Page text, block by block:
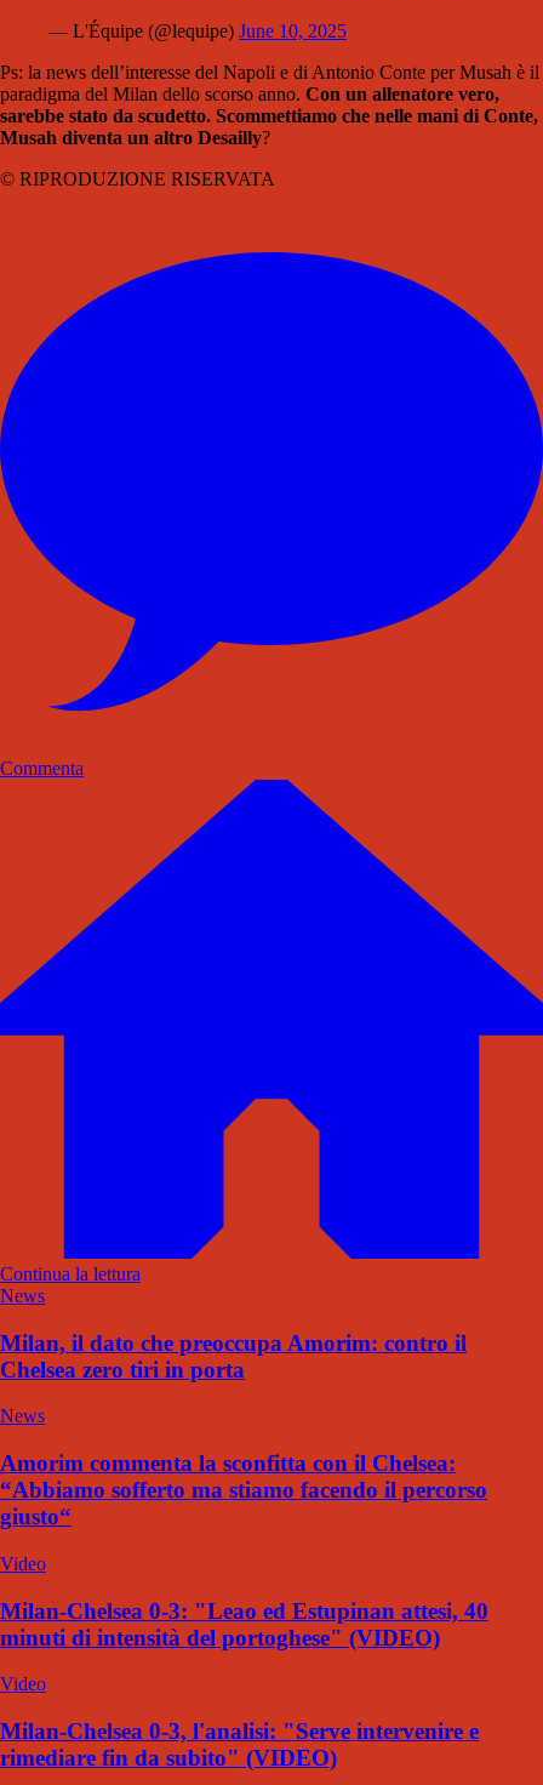
— L'Équipe (@lequipe) June 10, 2025
Ps: la news dell’interesse del Napoli e di Antonio Conte per Musah è il
paradigma del Milan dello scorso anno. Con un allenatore vero,
sarebbe stato da scudetto. Scommettiamo che nelle mani di Conte,
Musah diventa un altro Desailly?
© RIPRODUZIONE RISERVATA
Commenta
Continua la lettura
News
Milan, il dato che preoccupa Amorim: contro il
Chelsea zero tiri in porta
News
Amorim commenta la sconfitta con il Chelsea:
“Abbiamo sofferto ma stiamo facendo il percorso
giusto“
Video
Milan-Chelsea 0-3: "Leao ed Estupinan attesi, 40
minuti di intensità del portoghese" (VIDEO)
Video
Milan-Chelsea 0-3, l'analisi: "Serve intervenire e
rimediare fin da subito" (VIDEO)